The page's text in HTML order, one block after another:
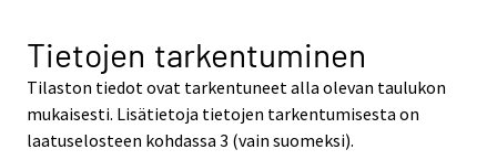
Tietojen tarkentuminen
Tilaston tiedot ovat tarkentuneet alla olevan taulukon
mukaisesti. Lisätietoja tietojen tarkentumisesta on
laatuselosteen kohdassa 3 (vain suomeksi).